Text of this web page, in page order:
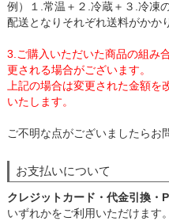
例）１.常温＋２.冷蔵＋３.冷凍
配送となりそれぞれ送料がかか
3.ご購入いただいた商品の組み
更される場合がございます。
上記の場合は変更された金額を
いたします。
ご不明な点がございましたらお
お支払いについて
クレジットカード・代金引換
いずれかをご利用いただけます。